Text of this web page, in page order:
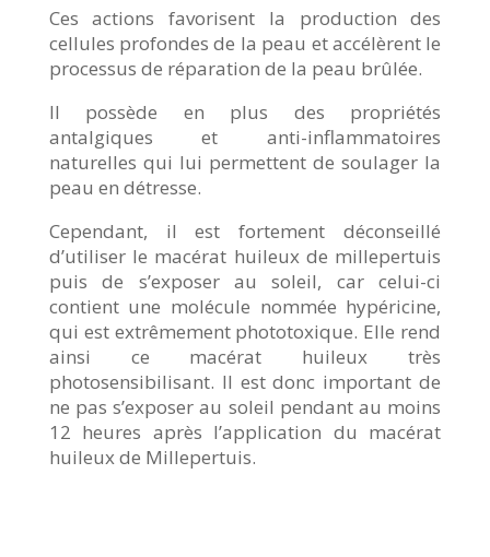
Ces actions favorisent la production des
cellules profondes de la peau et accélèrent le
processus de réparation de la peau brûlée.
Il possède en plus des propriétés
antalgiques et anti-inflammatoires
naturelles qui lui permettent de soulager la
peau en détresse.
Cependant, il est fortement déconseillé
d’utiliser le macérat huileux de millepertuis
puis de s’exposer au soleil, car celui-ci
contient une molécule nommée hypéricine,
qui est extrêmement phototoxique. Elle rend
ainsi ce macérat huileux très
photosensibilisant. Il est donc important de
ne pas s’exposer au soleil pendant au moins
12 heures après l’application du macérat
huileux de Millepertuis.